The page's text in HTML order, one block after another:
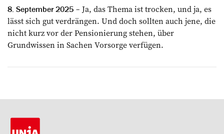
8. September 2025
Ja, das Thema ist ­trocken, und ja, es
lässt sich gut verdrängen. Und doch sollten auch jene, die
nicht kurz vor der ­Pensionierung stehen, über
Grundwissen in ­Sachen Vorsorge verfügen.